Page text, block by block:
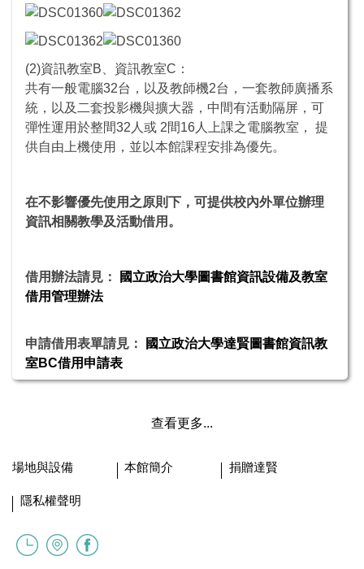
(2)資訊教室B、資訊教室C：
共有一般電腦32台，以及教師機2台，一套教師廣播系
統，以及二套投影機與擴大器，中間有活動隔屏，可
彈性運用於整間32人或 2間16人上課之電腦教室， 提
供自由上機使用，並以本館課程安排為優先。
在不影響優先使用之原則下，可提供校內外單位辦理
資訊相關教學及活動借用。
借用辦法請見：
國立政治大學圖書館資訊設備及教室
借用管理辦法
申請借用表單請見：
國立政治大學達賢圖書館資訊教
室BC借用申請表
查看更多...
場地與設備 本館簡介 捐贈達賢
隱私權聲明